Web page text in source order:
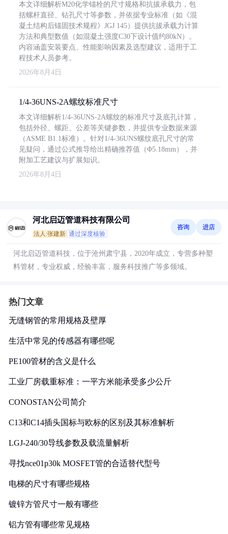
本文详细解析M20化学锚栓的尺寸规格和抗拔承载力，包
括螺杆直径、钻孔尺寸等参数，并依据专业标准（如《混
凝土结构后锚固技术规程》JGJ 145）提供抗拔承载力计算
方法和典型数值（如混凝土强度C30下设计值约80kN）。
内容涵盖安装要点、性能影响因素及选型建议，适用于工
程技术人员参考。
2026年8月4日
1/4-36UNS-2A螺纹标准尺寸
本文详细解析1/4-36UNS-2A螺纹的标准尺寸及底孔计算，
包括外径、螺距、公差等关键参数，并提供专业数据来源
（ASME B1.1标准）。针对1/4-36UNS螺纹底孔尺寸的常
见疑问，通过公式推导给出精确推荐值（Φ5.18mm），并
附加工艺建议与扩展知识。
2026年8月4日
河北启迈管道科技有限公司
法人:张建新 通过深度核验
咨询 进店
河北启迈管道科技，位于沧州肃宁县，2020年成立，专营多种塑
料管材，专业权威，经验丰富，服务科技推广等多领域。
热门文章
无缝钢管的常用规格及壁厚
生活中常见的传感器有哪些呢
PE100管材的含义是什么
工业厂房载重标准：一平方米能承受多少公斤
CONOSTAN公司简介
C13和C14插头国标与欧标的区别及其标准解析
LGJ-240/30导线参数及载流量解析
寻找nce01p30k MOSFET管的合适替代型号
电梯的尺寸有哪些规格
镀锌方管尺寸一般有哪些
铝方管有哪些常见规格